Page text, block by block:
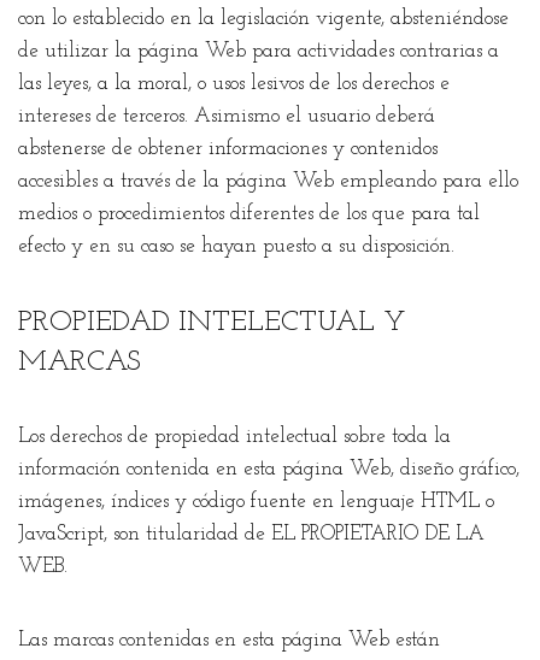
con lo establecido en la legislación vigente, absteniéndose
de utilizar la página Web para actividades contrarias a
las leyes, a la moral, o usos lesivos de los derechos e
intereses de terceros. Asimismo el usuario deberá
abstenerse de obtener informaciones y contenidos
accesibles a través de la página Web empleando para ello
medios o procedimientos diferentes de los que para tal
efecto y en su caso se hayan puesto a su disposición.
PROPIEDAD INTELECTUAL Y
MARCAS
Los derechos de propiedad intelectual sobre toda la
información contenida en esta página Web, diseño gráfico,
imágenes, índices y código fuente en lenguaje HTML o
JavaScript, son titularidad de EL PROPIETARIO DE LA
WEB.
Las marcas contenidas en esta página Web están